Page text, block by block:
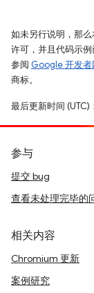
如未另行说明，那
许可，并且代码示
参阅 Google 开发者
商标。
最后更新时间 (UTC)
参与
提交 bug
查看未处理完毕的
相关内容
Chromium 更新
案例研究